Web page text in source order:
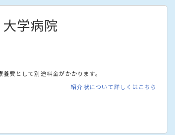
学病院
費として別途料金がかかります。
紹介状について詳しくはこちら